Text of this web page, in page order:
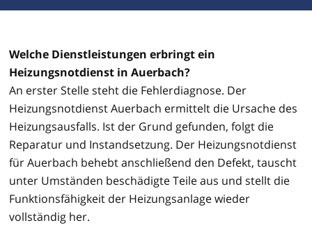
Welche Dienstleistungen erbringt ein
Heizungsnotdienst in Auerbach?
An erster Stelle steht die Fehlerdiagnose. Der
Heizungsnotdienst Auerbach ermittelt die Ursache des
Heizungsausfalls. Ist der Grund gefunden, folgt die
Reparatur und Instandsetzung. Der Heizungsnotdienst
für Auerbach behebt anschließend den Defekt, tauscht
unter Umständen beschädigte Teile aus und stellt die
Funktionsfähigkeit der Heizungsanlage wieder
vollständig her.